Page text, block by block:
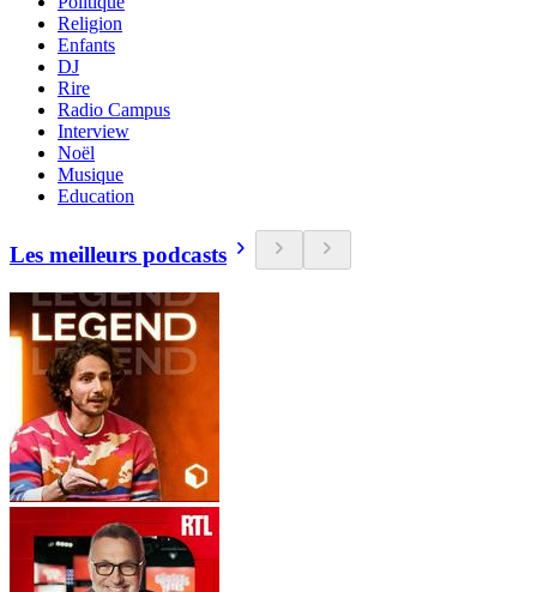
Religion
Enfants
DJ
Rire
Radio Campus
Interview
Noël
Musique
Education
Les meilleurs podcasts